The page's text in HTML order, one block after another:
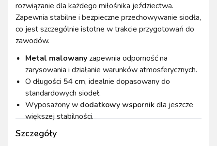
Szczegóły
rozwiązanie dla każdego miłośnika jeździectwa.
Zapewnia stabilne i bezpieczne przechowywanie siodła,
co jest szczególnie istotne w trakcie przygotowań do
zawodów.
Metal malowanyzapewnia odporność na
zarysowania i działanie warunków atmosferycznych.
O długości 54 cm, idealnie dopasowany do
standardowych siodeł.
Wyposażony w dodatkowy wspornikdla jeszcze
większej stabilności.